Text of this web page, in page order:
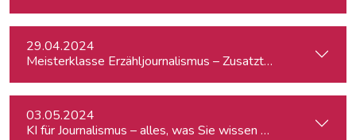
29.04.2024
Meisterklasse Erzähljournalismus – Zusatztermin
03.05.2024
KI für Journalismus – alles, was Sie wissen müssen